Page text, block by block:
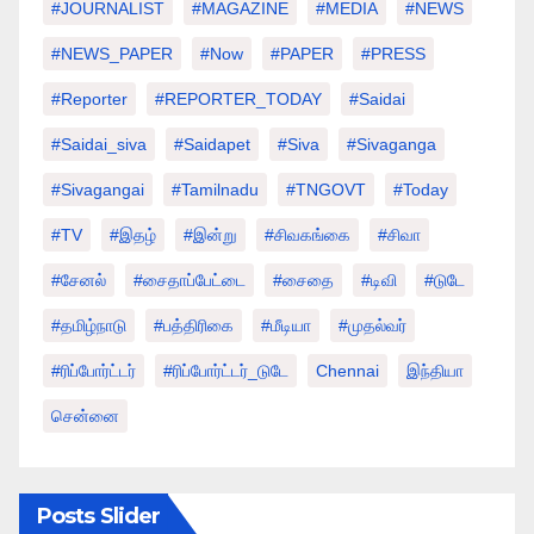
#JOURNALIST #MAGAZINE #MEDIA #NEWS
#NEWS_PAPER #Now #PAPER #PRESS
#Reporter #REPORTER_TODAY #saidai
#saidai_siva #saidapet #Siva #Sivaganga
#sivagangai #tamilnadu #TNGOVT #today
#TV #இதழ் #இன்று #சிவகங்கை #சிவா
#சேனல் #சைதாப்பேட்டை #சைதை #டிவி #டுடே
#தமிழ்நாடு #பத்திரிகை #மீடியா #முதல்வர்
#ரிப்போர்ட்டர் #ரிப்போர்ட்டர்_டுடே Chennai இந்தியா
சென்னை
Posts Slider